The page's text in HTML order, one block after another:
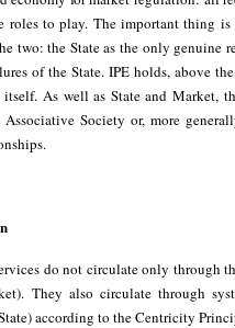
to play. The important thing is
two: the State as the only genuine
of the State. IPE holds, above
As well as State and Market,
Society or, more
do not circulate only through
They also circulate through
according to the Centricity